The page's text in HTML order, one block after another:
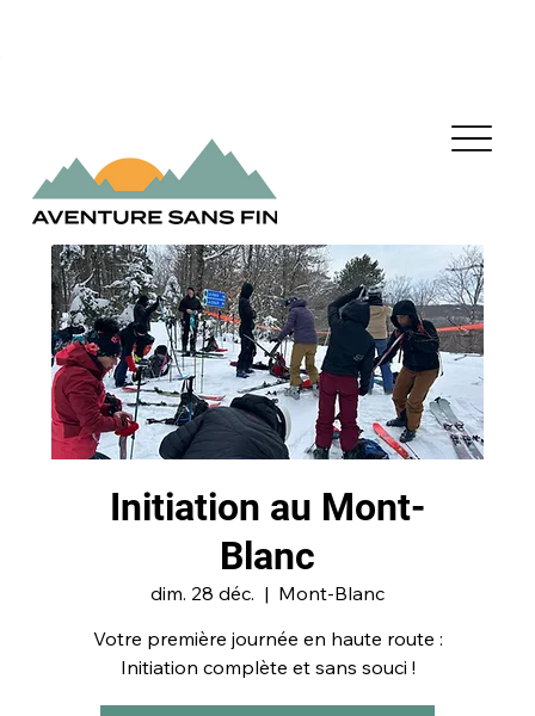
Initiation au Mont-
Blanc
dim. 28 déc.
  |
Mont-Blanc
Votre première journée en haute route :
Initiation complète et sans souci !